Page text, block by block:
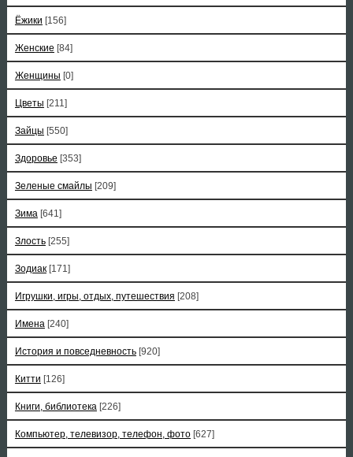
Ёжики [156]
Женские [84]
Женщины [0]
Цветы [211]
Зайцы [550]
Здоровье [353]
Зеленые смайлы [209]
Зима [641]
Злость [255]
Зодиак [171]
Игрушки, игры, отдых, путешествия [208]
Имена [240]
История и повседневность [920]
Китти [126]
Книги, библиотека [226]
Компьютер, телевизор, телефон, фото [627]